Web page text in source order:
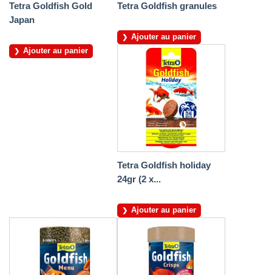
Tetra Goldfish Gold
Japan
Ajouter au panier
Tetra Goldfish granules
Ajouter au panier
Tetra Goldfish holiday
24gr (2 x...
Ajouter au panier